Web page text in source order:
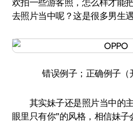
欢拍一些游客照，怎么样才能
去照片当中呢？这是很多男生遇
错误例子；正确例子（
其实妹子还是照片当中的主
眼里只有你”的风格，相信妹子